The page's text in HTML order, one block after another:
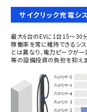
サイクリック充電シ
最大6台のEVに1台15～30
稼働率を常に維持できるシ
とは異なり、電力ピークが
等の設備投資の負担を抑えま